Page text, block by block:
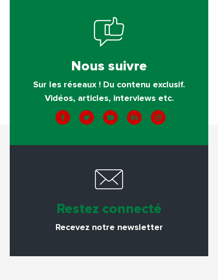
Nous suivre
Sur les réseaux ! Du contenu exclusif.
Vidéos, articles, interviews etc.
Restez connecté
Recevez notre newsletter